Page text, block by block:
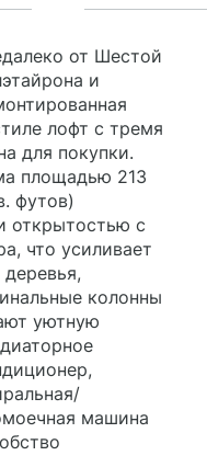
от Шестой
и
лофт с тремя
для покупки.
площадью 213
футов)
открытостью с
что усиливает
колонны
уютную
машина